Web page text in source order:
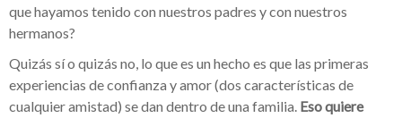
que hayamos tenido con nuestros padres y con nuestros
hermanos?
Quizás sí o quizás no, lo que es un hecho es que las primeras
experiencias de confianza y amor (dos características de
cualquier amistad) se dan dentro de una familia. Eso quiere